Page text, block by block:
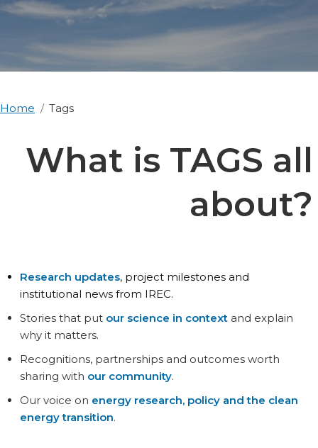
Home Tags
What is TAGS all
about?
Research updates, project milestones and
institutional news from IREC.
Stories that put our science in contextand explain
why it matters.
Recognitions, partnerships and outcomes worth
sharing with our community.
Our voice on energy research, policy and the clean
energy transition.